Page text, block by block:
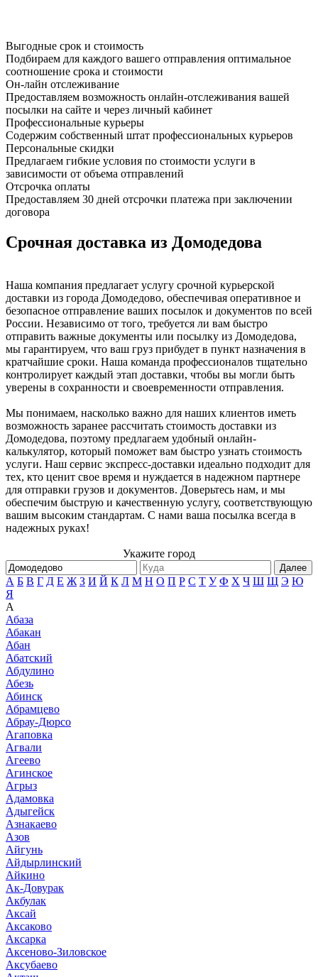
Выгодные срок и стоимость
Подбираем для каждого вашего отправления оптимальное
соотношение срока и стоимости
Он-лайн отслеживание
Предоставляем возможность онлайн-отслеживания вашей
посылки на сайте и через личный кабинет
Профессиональные курьеры
Содержим собственный штат профессиональных курьеров
Персональные скидки
Предлагаем гибкие условия по стоимости услуги в
зависимости от объема отправлений
Отсрочка оплаты
Предоставляем 30 дней отсрочки платежа при заключении
договора
Срочная доставка из Домодедова
Наша компания предлагает услугу срочной курьерской
доставки из города Домодедово, обеспечивая оперативное и
безопасное отправление ваших посылок и документов по всей
России. Независимо от того, требуется ли вам быстро
отправить важные документы или посылку из Домодедова,
мы гарантируем, что ваш груз прибудет в пункт назначения в
кратчайшие сроки. Наша команда профессионалов тщательно
контролирует каждый этап доставки, чтобы вы могли быть
уверены в сохранности и своевременности отправления.
Мы понимаем, насколько важно для наших клиентов иметь
возможность заранее рассчитать стоимость доставки из
Домодедова, поэтому предлагаем удобный онлайн-
калькулятор, который поможет вам быстро узнать стоимость
услуги. Наш сервис экспресс-доставки идеально подходит для
тех, кто ценит свое время и нуждается в надежном партнере
для отправки грузов и документов. Доверьтесь нам, и мы
обеспечим быструю и качественную услугу, соответствующую
вашим высоким стандартам. С нами ваша посылка всегда в
надежных руках!
Укажите город
Далее
А Б В Г Д Е Ж З И Й К Л М Н О П Р С Т У Ф Х Ч Ш Щ Э Ю
Я
А
Абаза
Абакан
Абан
Абатский
Абдулино
Абезь
Абинск
Абрамцево
Абрау-Дюрсо
Агаповка
Агвали
Агеево
Агинское
Агрыз
Адамовка
Адыгейск
Азнакаево
Азов
Айгунь
Айдырлинский
Айкино
Ак-Довурак
Акбулак
Аксай
Аксаково
Аксарка
Аксеново-Зиловское
Аксубаево